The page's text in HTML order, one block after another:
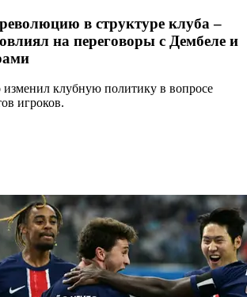
в структуре клуба –
на переговоры с Дембеле и
клубную политику в вопросе
игроков.